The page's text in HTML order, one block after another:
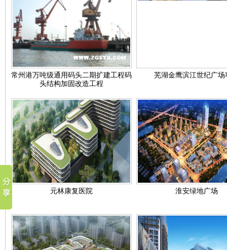
常州港万吨级通用码头二期扩建工程码
头结构加固改造工程
芜湖金鹰滨江世纪广场
元林康复医院 淮安绿地广场